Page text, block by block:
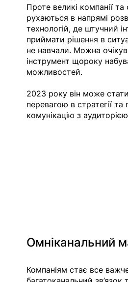
Проте великі компанії
рухаються в напрямі
технологій, де штучний
приймати рішення в
не навчали. Можна
інструмент щороку
можливостей.
2023 року він може
перевагою в стратегії
комунікацію з
Омніканальний
Компаніям стає все